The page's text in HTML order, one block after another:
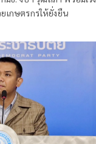
เกษตรกรให้ยั่งยืน